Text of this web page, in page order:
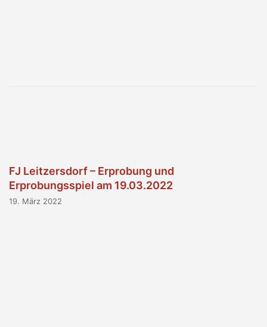
FJ Leitzersdorf – Erprobung und
Erprobungsspiel am 19.03.2022
19. März 2022